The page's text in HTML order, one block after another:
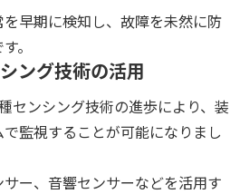
早期に検知し、故障を未然に防
。
ング技術の活用
センシング技術の進歩により、装
監視することが可能になりまし
ー、音響センサーなどを活用す